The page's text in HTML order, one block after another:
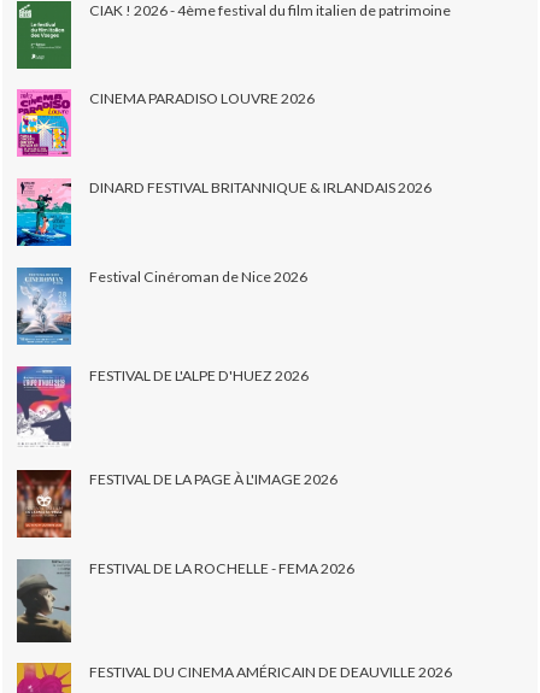
CIAK ! 2026 - 4ème festival du film italien de patrimoine
CINEMA PARADISO LOUVRE 2026
DINARD FESTIVAL BRITANNIQUE & IRLANDAIS 2026
Festival Cinéroman de Nice 2026
FESTIVAL DE L'ALPE D'HUEZ 2026
FESTIVAL DE LA PAGE À L'IMAGE 2026
FESTIVAL DE LA ROCHELLE - FEMA 2026
FESTIVAL DU CINEMA AMÉRICAIN DE DEAUVILLE 2026